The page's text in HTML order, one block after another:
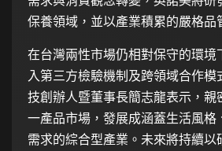
保養領域，並以產業積累的嚴格品
在台灣兩性市場仍相對保守的環境
入第三方檢驗機制及跨領域合作模
技創辦人暨董事長簡志龍表示，親
一產品市場，發展成涵蓋生活風格
需求的綜合型產業。未來將持續以